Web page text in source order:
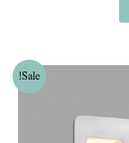
Sale!
₪400.00.